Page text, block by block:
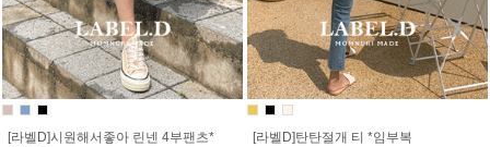
[라벨D]시원해서좋아 린넨 4부팬츠*
[라벨D]탄탄절개 티 *임부복